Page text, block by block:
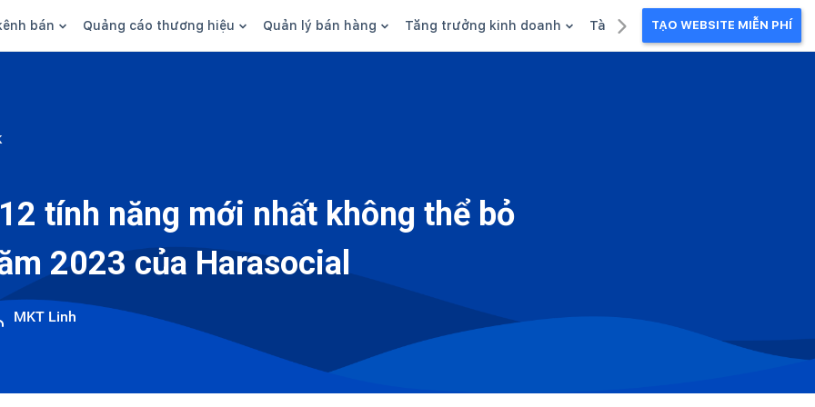
bán
social
sàn
Quảng cáo thương hiệu
Thương hiệu/Brand
Quản lý bán hàng
Tài chính
Nhân viên
Tăng trưởng kinh doanh Tài liệu kinh doanhTẠO WEBSITE MIỄN PHÍ
tính năng mới nhất không thể bỏ
2023 của Harasocial
MKT Linh